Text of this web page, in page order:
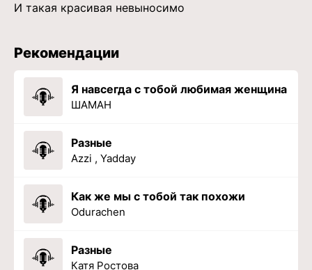
И такая красивая невыносимо
Рекомендации
Я навсегда с тобой любимая женщина
ШАМАН
Разные
Azzi , Yadday
Как же мы с тобой так похожи
Odurachen
Разные
Катя Ростова